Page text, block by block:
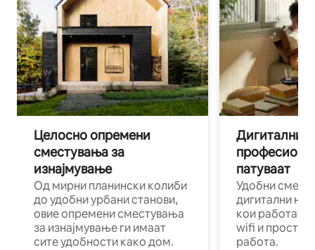
Целосно опремени
сместувања за
изнајмување
Од мирни планински колиби
до удобни урбани станови,
овие опремени сместувања
за изнајмување ги имаат
сите удобности како дом.
Дигитални
патуваат
Удобни
дигитални
кои работат
wifi и
работа.